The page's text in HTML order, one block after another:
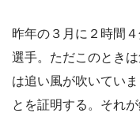
昨年の３月に２時間
選手。ただこのとき
は追い風が吹いてい
とを証明する。それ